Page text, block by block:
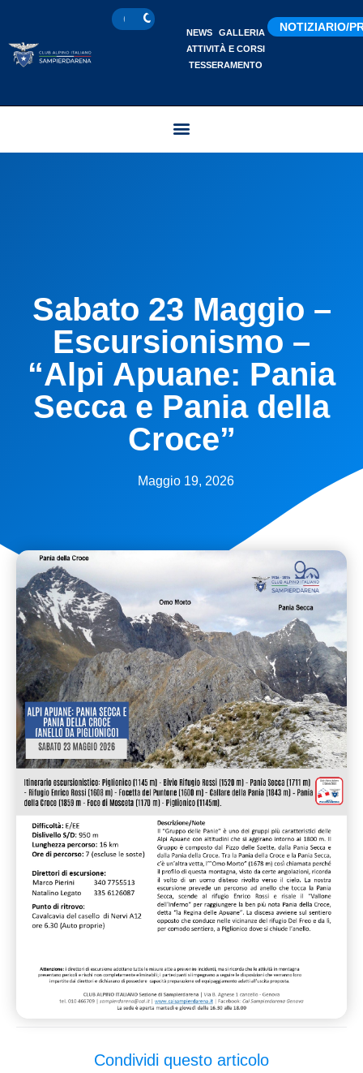
NEWS
GALLERIA
ATTIVITÀ E CORSI
TESSERAMENTO
NOTIZIARIO/
Sabato 23 Maggio –
Escursionismo –
“Alpi Apuane: Pania
Secca e Pania della
Croce”
Maggio 19, 2026
Condividi questo articolo